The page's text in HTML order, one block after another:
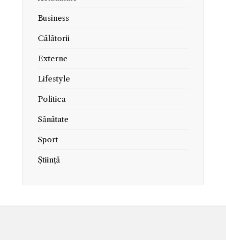
Business
Călătorii
Externe
Lifestyle
Politica
Sănătate
Sport
Știință